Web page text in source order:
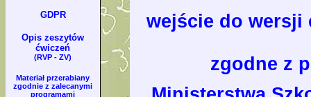
GDPR
Opis zeszytów
ćwiczeń
(RVP - ZV)
Materiał przerabiany
zgodnie z zalecanymi
programami
wejście do wersji
zgodne z